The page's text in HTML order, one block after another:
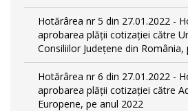
Hotărârea nr 5 din 27.01.2022 -
aprobarea plății cotizației către
Consiliilor Județene din România,
Hotărârea nr 6 din 27.01.2022 -
aprobarea plății cotizației către
Europene, pe anul 2022